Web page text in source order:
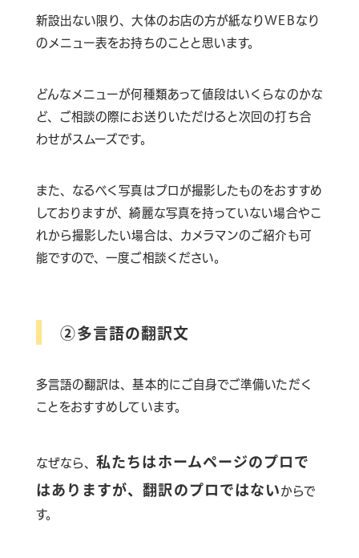
新設出ない限り、大体のお店の方が紙なりWEBなり
のメニュー表をお持ちのことと思います。
どんなメニューが何種類あって値段はいくらなのかな
ど、ご相談の際にお送りいただけると次回の打ち合
わせがスムーズです。
また、なるべく写真はプロが撮影したものをおすすめ
しておりますが、綺麗な写真を持っていない場合やこ
れから撮影したい場合は、カメラマンのご紹介も可
能ですので、一度ご相談ください。
②多言語の翻訳文
多言語の翻訳は、基本的にご自身でご準備いただく
ことをおすすめしています。
なぜなら、私たちはホームページのプロで
はありますが、翻訳のプロではない からで
す。